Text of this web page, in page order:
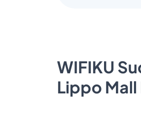
WIFIKU
Lippo Mall